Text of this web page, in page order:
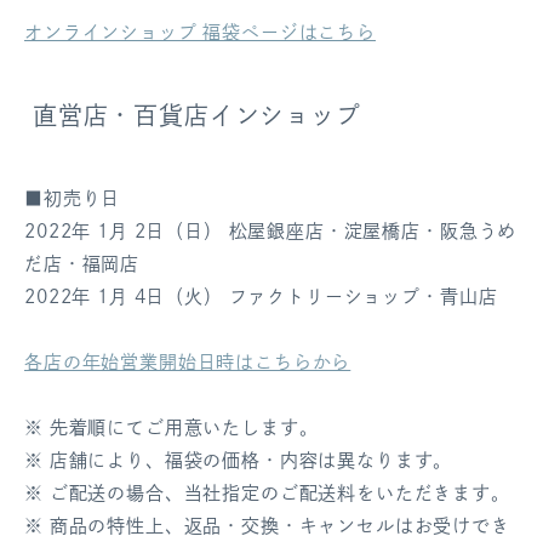
オンラインショップ 福袋ページはこちら
直営店・百貨店インショップ
■初売り日
2022年 1月 2日（日） 松屋銀座店・淀屋橋店・阪急うめ
だ店・福岡店
2022年 1月 4日（火） ファクトリーショップ・青山店
各店の年始営業開始日時はこちらから
※ 先着順にてご用意いたします。
※ 店舗により、福袋の価格・内容は異なります。
※ ご配送の場合、当社指定のご配送料をいただきます。
※ 商品の特性上、返品・交換・キャンセルはお受けでき